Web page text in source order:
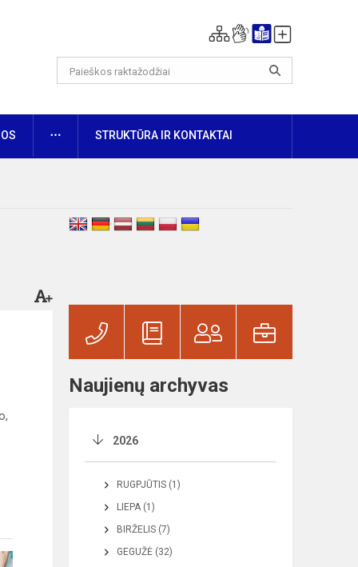
DAUGIAUSTRUKTŪRA IR KONTAKTAI
Naujienų archyvas
2026
RUGPJŪTIS (1)
LIEPA (1)
BIRŽELIS (7)
GEGUŽĖ (32)